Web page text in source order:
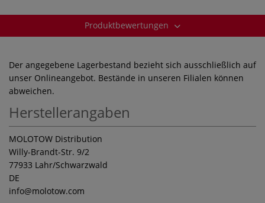
Produktbewertungen
Der angegebene Lagerbestand bezieht sich ausschließlich auf
unser Onlineangebot. Bestände in unseren Filialen können
abweichen.
Herstellerangaben
MOLOTOW Distribution
Willy-Brandt-Str. 9/2
77933 Lahr/Schwarzwald
DE
info@molotow.com